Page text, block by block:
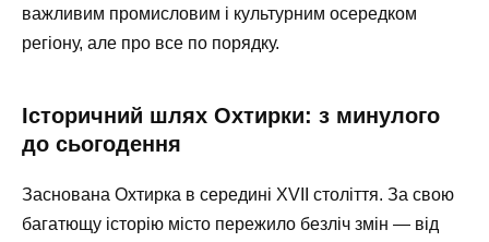
важливим промисловим і культурним осередком
регіону, але про все по порядку.
Історичний шлях Охтирки: з минулого
до сьогодення
Заснована Охтирка в середині XVII століття. За свою
багатющу історію місто пережило безліч змін — від